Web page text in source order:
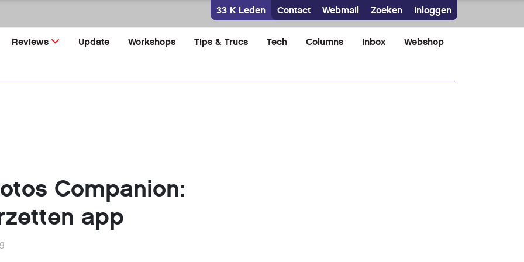
33 K Leden Contact Webmail Zoeken Inloggen
Reviews Update Workshops Tips & Trucs Tech Columns Inbox Webshop
Companion:
app